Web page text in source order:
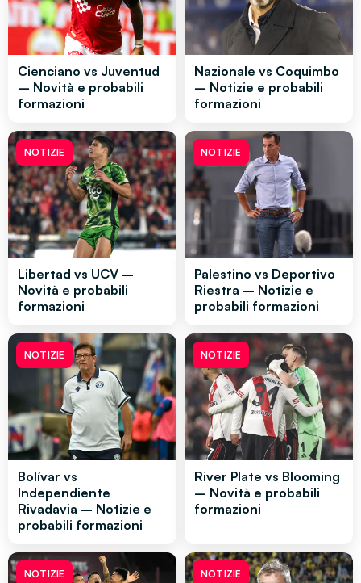
Cienciano vs Juventud
– Novità e probabili
formazioni
Nazionale vs Coquimbo
– Notizie e probabili
formazioni
NOTIZIE
Libertad vs UCV –
Novità e probabili
formazioni
NOTIZIE
Palestino vs Deportivo
Riestra – Notizie e
probabili formazioni
NOTIZIE
Bolívar vs
Independiente
Rivadavia – Notizie e
probabili formazioni
NOTIZIE
River Plate vs Blooming
– Novità e probabili
formazioni
NOTIZIE NOTIZIE